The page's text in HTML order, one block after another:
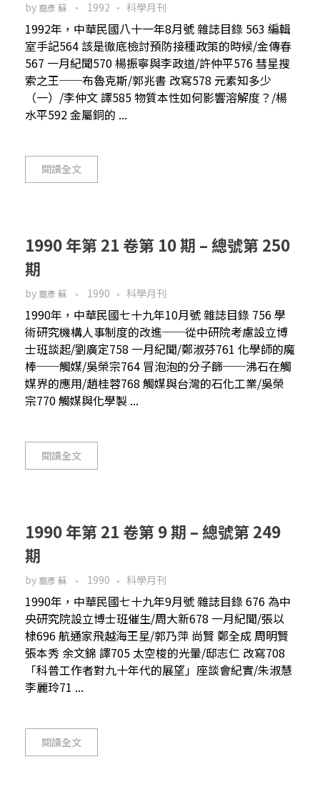
by 裔彥 蘇 1992 科學月刊
1992年，中華民國八十一年8月號 雜誌目錄 563 編輯
室手記564 該是徹底檢討預防接種政策的時候/金傳春
567 一月紀聞570 楊振寧與李政道/許仲平576 彗星搜
索之王──布魯克斯/郭兆書 改寫578 元素知多少
（一）/李仲文 譯585 物質本性如何影響溶解度？/楊
水平592 金屬銅的 ...
閱讀全文
1990 年第 21 卷第 10 期 – 總號第 250
期
by 裔彥 蘇 1990 科學月刊
1990年，中華民國七十九年10月號 雜誌目錄 756 學
術研究機構人事制度的改進──從中研院考慮設立博
士班談起/劉廣定758 一月紀聞/鄭淑芬761 化學師的魔
棒──觸媒/吳榮宗764 冒泡泡的分子篩──沸石在觸
媒界的應用/趙桂蓉768 觸媒與台灣的石化工業/吳榮
宗770 觸媒與化學製 ...
閱讀全文
1990 年第 21 卷第 9 期 – 總號第 249
期
by 裔彥 蘇 1990 科學月刊
1990年，中華民國七十九年9月號 雜誌目錄 676 為中
央研究院設立博士班催生/周大新678 一月紀聞/張以
棣696 航通家飛越海王星/郭乃萍 尚賢 鄭全成 周明賢
張本秀 余文錦 譯705 太空梭的光暈/邸志仁 改寫708
「科普工作者對九十年代的展望」座談會紀實/朱淑慧
李麗玲71 ...
閱讀全文